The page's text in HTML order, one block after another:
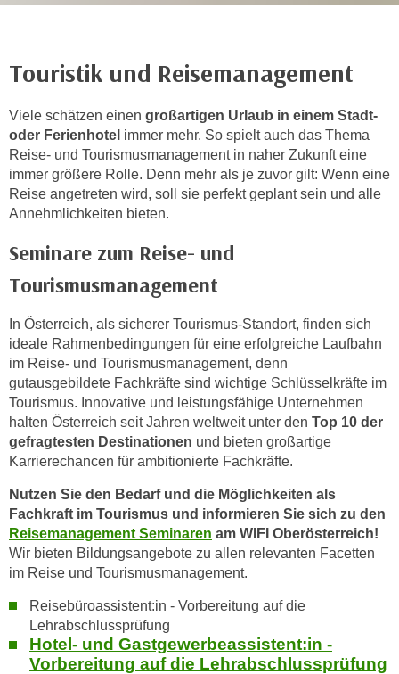
Touristik und Reisemanagement
Viele schätzen einen großartigen Urlaub in einem Stadt-
oder Ferienhotel immer mehr. So spielt auch das Thema
Reise- und Tourismusmanagement in naher Zukunft eine
immer größere Rolle. Denn mehr als je zuvor gilt: Wenn eine
Reise angetreten wird, soll sie perfekt geplant sein und alle
Annehmlichkeiten bieten.
Seminare zum Reise- und
Tourismusmanagement
In Österreich, als sicherer Tourismus-Standort, finden sich
ideale Rahmenbedingungen für eine erfolgreiche Laufbahn
im Reise- und Tourismusmanagement, denn
gutausgebildete Fachkräfte sind wichtige Schlüsselkräfte im
Tourismus. Innovative und leistungsfähige Unternehmen
halten Österreich seit Jahren weltweit unter den Top 10 der
gefragtesten Destinationen und bieten großartige
Karrierechancen für ambitionierte Fachkräfte.
Nutzen Sie den Bedarf und die Möglichkeiten als
Fachkraft im Tourismus und informieren Sie sich zu den
Reisemanagement Seminaren am WIFI Oberösterreich!
Wir bieten Bildungsangebote zu allen relevanten Facetten
im Reise und Tourismusmanagement.
Reisebüroassistent:in - Vorbereitung auf die
Lehrabschlussprüfung
Hotel- und Gastgewerbeassistent:in -
Vorbereitung auf die Lehrabschlussprüfung
r
l
e
n
S
i
e
i
d
i
s
e
m
C
o
k
e
b
a
n
e
,